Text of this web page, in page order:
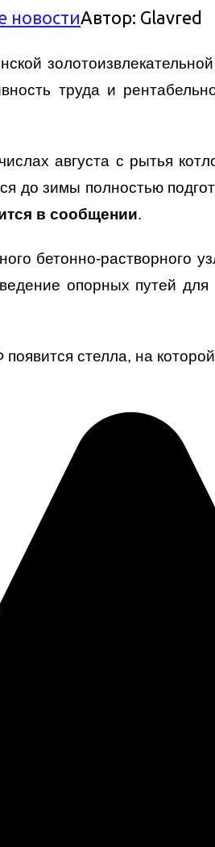
новостиАвтор: Glavred
труда и
августа с рытья
до зимы полностью
в сообщении.
бетонно-растворного
опорных путей для
стелла, на